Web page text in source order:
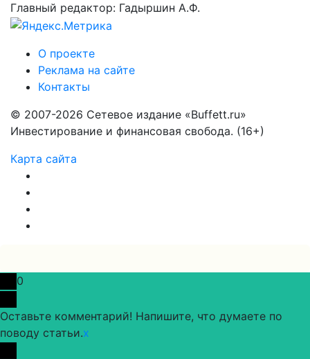
Главный редактор: Гадыршин А.Ф.
О проекте
Реклама на сайте
Контакты
© 2007-2026 Сетевое издание «Buffett.ru»
Инвестирование и финансовая свобода. (16+)
Карта сайта
0
Оставьте комментарий! Напишите, что думаете по
поводу статьи.x